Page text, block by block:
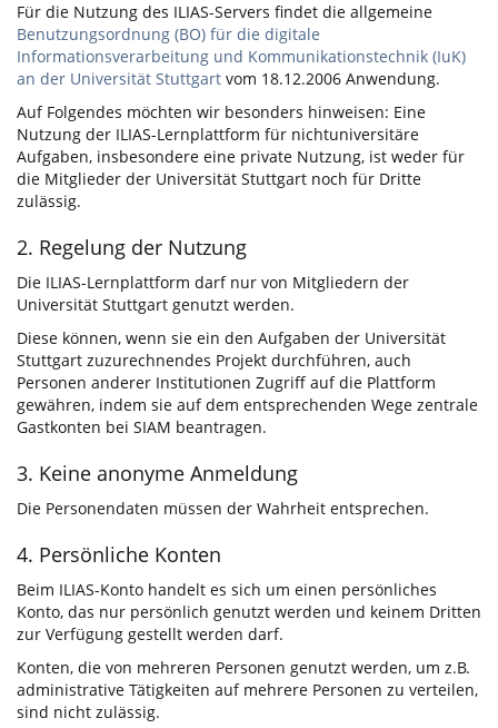
Für die Nutzung des ILIAS-Servers findet die allgemeine
Benutzungsordnung (BO) für die digitale
Informationsverarbeitung und Kommunikationstechnik (IuK)
an der Universität Stuttgart vom 18.12.2006 Anwendung.
Auf Folgendes möchten wir besonders hinweisen: Eine
Nutzung der ILIAS-Lernplattform für nichtuniversitäre
Aufgaben, insbesondere eine private Nutzung, ist weder für
die Mitglieder der Universität Stuttgart noch für Dritte
zulässig.
2. Regelung der Nutzung
Die ILIAS-Lernplattform darf nur von Mitgliedern der
Universität Stuttgart genutzt werden.
Diese können, wenn sie ein den Aufgaben der Universität
Stuttgart zuzurechnendes Projekt durchführen, auch
Personen anderer Institutionen Zugriff auf die Plattform
gewähren, indem sie auf dem entsprechenden Wege zentrale
Gastkonten bei SIAM beantragen.
3. Keine anonyme Anmeldung
Die Personendaten müssen der Wahrheit entsprechen.
4. Persönliche Konten
Beim ILIAS-Konto handelt es sich um einen persönliches
Konto, das nur persönlich genutzt werden und keinem Dritten
zur Verfügung gestellt werden darf.
Konten, die von mehreren Personen genutzt werden, um z.B.
administrative Tätigkeiten auf mehrere Personen zu verteilen,
sind nicht zulässig.